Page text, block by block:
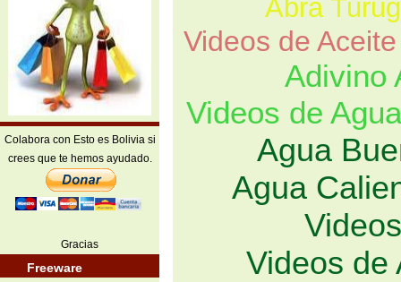
Colabora con Esto es Bolivia si
crees que te hemos ayudado.
Gracias
Freeware
Abra
Videos de Aceite
Adivino
Videos de Agua
Agua
Agua
Videos de